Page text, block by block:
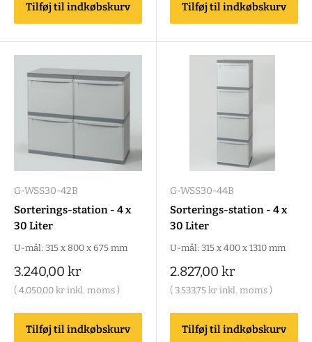
Tilføj til indkøbskurv Tilføj til indkøbskurv
G-WSS30-42B
Sorterings-station - 4 x
30 Liter
U-mål: 315 x 800 x 675 mm
Salgspris
3.240,00 kr
( 4.050,00 kr inkl. moms )
Tilføj til indkøbskurv
G-WSS30-44B
Sorterings-station - 4 x
30 Liter
U-mål: 315 x 400 x 1310 mm
Salgspris
2.827,00 kr
( 3.533,75 kr inkl. moms )
Tilføj til indkøbskurv